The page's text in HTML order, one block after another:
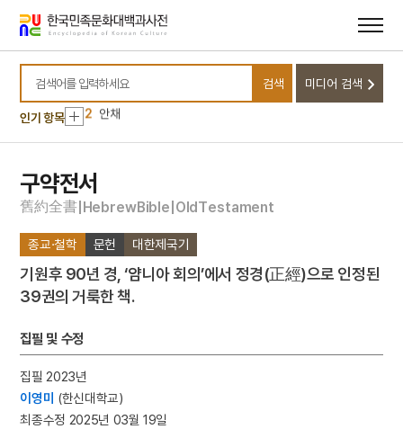
바로가기
바로가기
검색어를 입력하세요
검색 미디어 검색
인기 항목
10 전우치전
1 금성대군
2 안채
3 심동신 금관조복
4 북조선임시인민위원회
5
세월호 참사
9 이현로
10 전우치전
2 안채
3
4 북조선임시인민위원회
구약전서
舊約全書| HebrewBible OldTestament
종교·철학 문헌 대한제국기
기원후 90년 경, ‘얌니아 회의’에서 정경(正經)으로 인정된
39권의 거룩한 책.
집필 및 수정
집필 2023년
이영미 (한신대학교)
최종수정 2025년 03월 19일